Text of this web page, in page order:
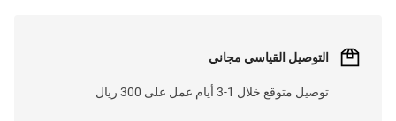
التوصيل القياسي مجاني
توصيل متوقع خلال 1-3 أيام عمل على 300 ريال